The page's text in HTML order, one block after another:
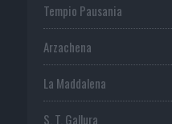
Tempio Pausania
Arzachena
La Maddalena
S. T. Gallura